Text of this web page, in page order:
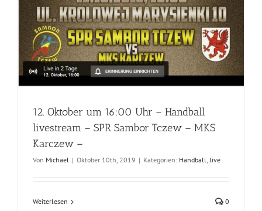
12. Oktober um 16:00 Uhr – Handball
livestream – SPR Sambor Tczew – MKS
Karczew –
Von Michael | Oktober 10th, 2019 | Kategorien: Handball, live
Weiterlesen 0